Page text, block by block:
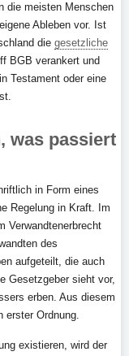
die meisten Menschen
Ableben vor. Ist
die gesetzliche
BGB verankert und
Testament oder eine
was passiert
in Form eines
Regelung in Kraft. Im
Verwandtenerbrecht
des
aufgeteilt, die auch
Gesetzgeber sieht vor,
erben. Aus diesem
erster Ordnung.
existieren, wird der